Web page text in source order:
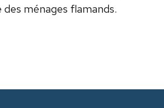
ménages flamands.